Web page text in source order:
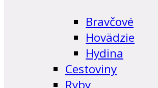
Bravčové
Hovädzie
Hydina
Cestoviny
Ryby